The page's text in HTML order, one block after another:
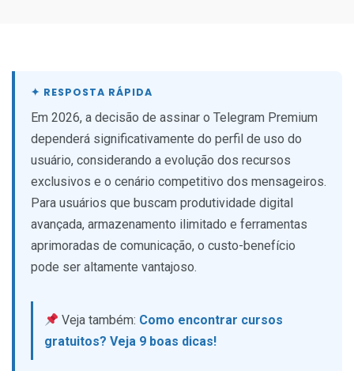
Em 2026, a decisão de assinar o Telegram Premium
dependerá significativamente do perfil de uso do
usuário, considerando a evolução dos recursos
exclusivos e o cenário competitivo dos mensageiros.
Para usuários que buscam produtividade digital
avançada, armazenamento ilimitado e ferramentas
aprimoradas de comunicação, o custo-benefício
pode ser altamente vantajoso.
Veja também: Como encontrar cursos
gratuitos? Veja 9 boas dicas!